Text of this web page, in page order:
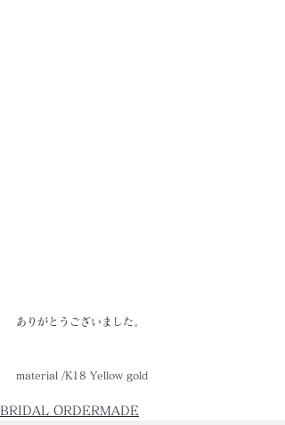
ありがとうございました。
material /K18 Yellow gold
BRIDAL ORDERMADE